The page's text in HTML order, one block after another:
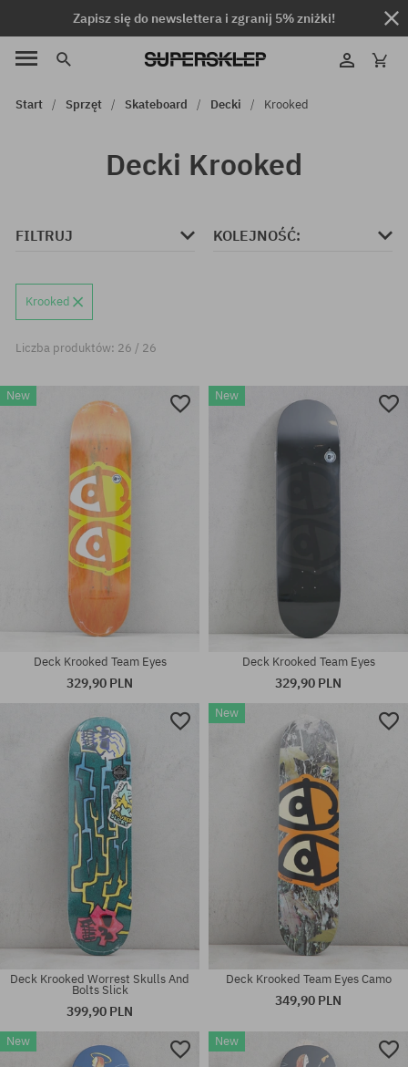
Zapisz się do newslettera i zgranij 5% zniżki!
Start Sprzęt Skateboard Decki Krooked
Decki Krooked
FILTRUJ KOLEJNOŚĆ:
Krooked
Liczba produktów: 26 / 26
New
Dostępne rozmiary:
Deck Krooked Team Eyes
329,90 PLN
New
Dostępne rozmiary:
Deck Krooked Team Eyes
329,90 PLN
Deck Krooked Worrest Skulls And
Bolts Slick
399,90 PLN
New
Deck Krooked Team Eyes Camo
349,90 PLN
New New